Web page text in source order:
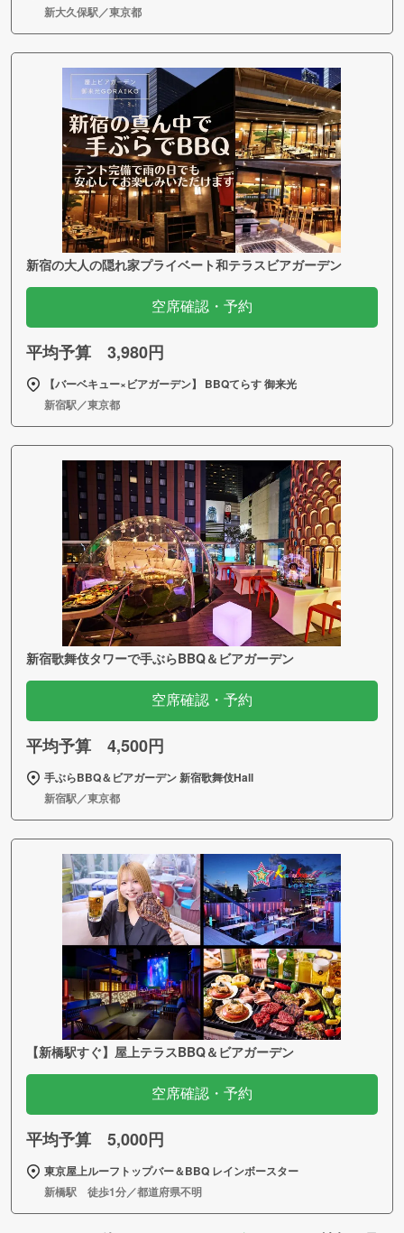
新大久保駅／東京都
新宿の大人の隠れ家プライベート和テラスビアガーデン
空席確認・予約
平均予算 3,980円
【バーベキュー×ビアガーデン】 BBQてらす 御来光
新宿駅／東京都
新宿歌舞伎タワーで手ぶらBBQ＆ビアガーデン
空席確認・予約
平均予算 4,500円
手ぶらBBQ＆ビアガーデン 新宿歌舞伎Hall
新宿駅／東京都
【新橋駅すぐ】屋上テラスBBQ＆ビアガーデン
空席確認・予約
平均予算 5,000円
東京屋上ルーフトップバー＆BBQ レインボースター
新橋駅 徒歩1分／都道府県不明